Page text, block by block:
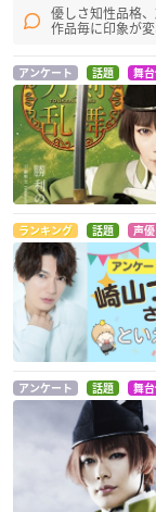
優しさ知性品格
作品毎に印象が
アンケート 話題 舞
ランキング 話題 声優
アンケート 話題 舞